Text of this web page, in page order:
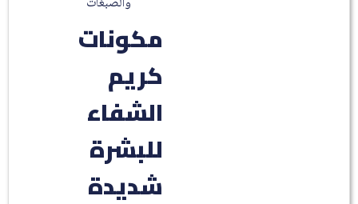
مكونات
كريم
الشفاء
للبشرة
شديدة